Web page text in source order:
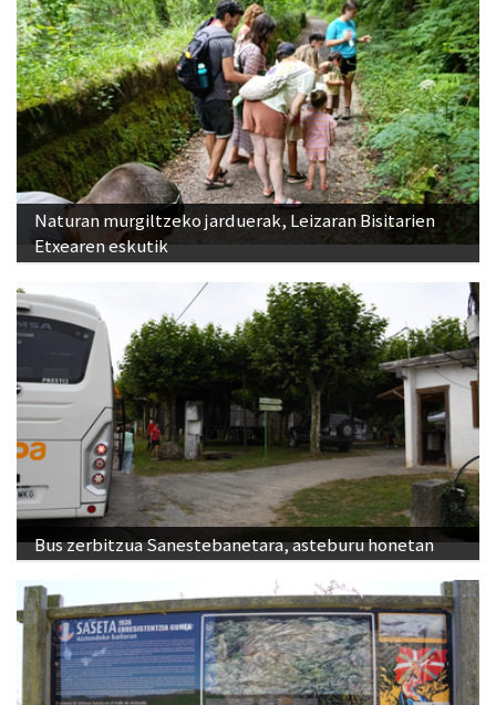
Naturan murgiltzeko jarduerak, Leizaran Bisitarien
Etxearen eskutik
Bus zerbitzua Sanestebanetara, asteburu honetan